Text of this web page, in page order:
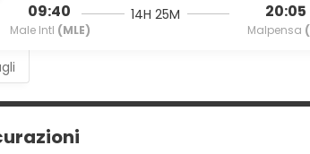
09:40
Male Intl (MLE)
14H 25M 20:05
Malpensa